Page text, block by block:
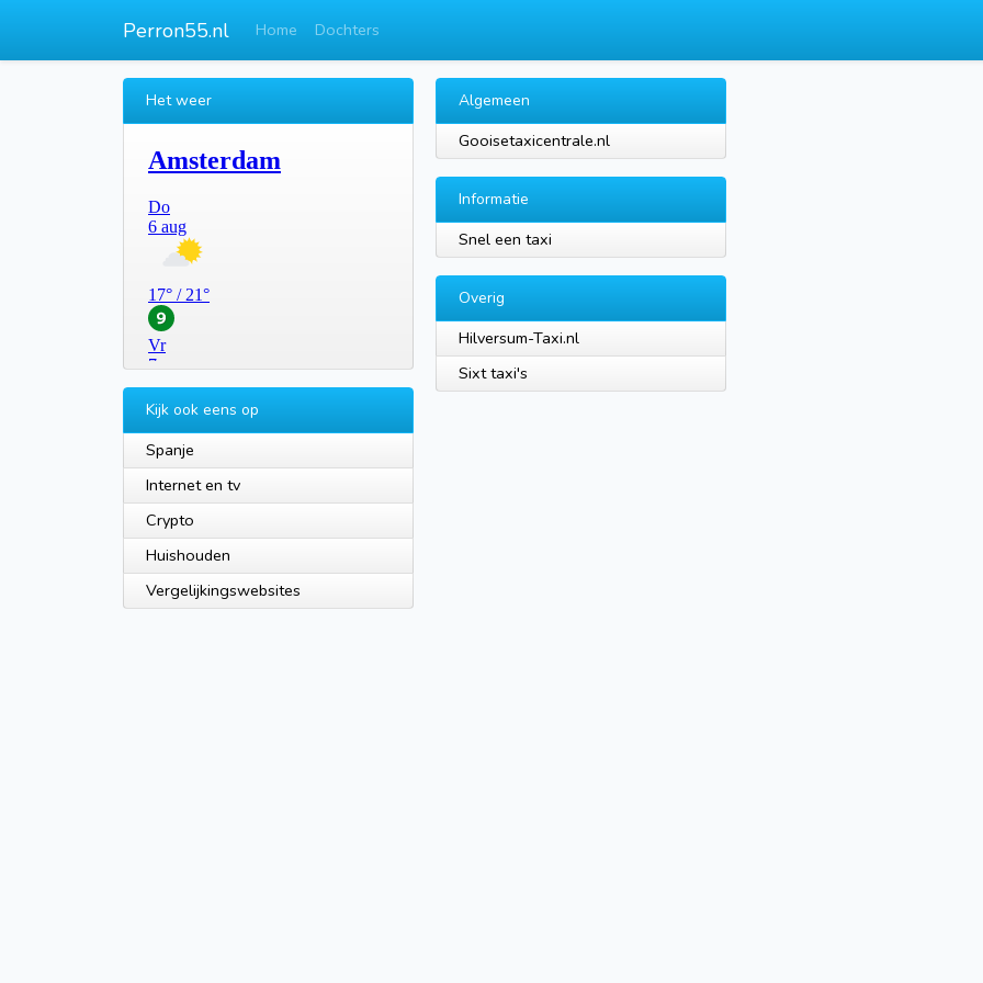
Perron55.nl Home Dochters
Het weer
Kijk ook eens op
Spanje
Internet en tv
Crypto
Huishouden
Vergelijkingswebsites
Algemeen
Gooisetaxicentrale.nl
Informatie
Snel een taxi
Overig
Hilversum-Taxi.nl
Sixt taxi's